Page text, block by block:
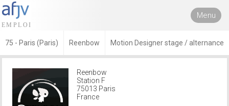
Menu
75 - Paris (Paris) Reenbow Motion Designer stage / alternance
Reenbow
Station F
75013 Paris
France